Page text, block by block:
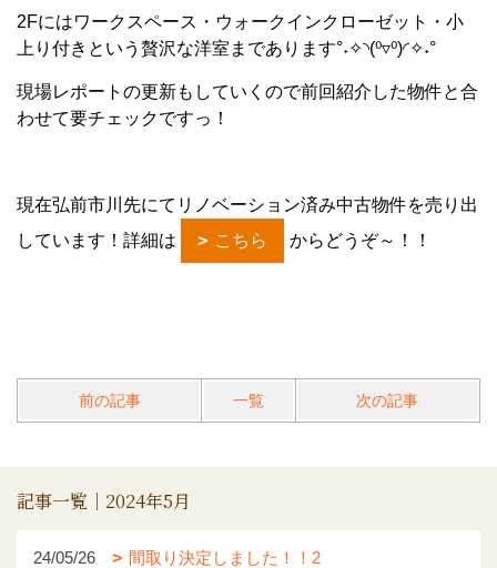
2Fにはワークスペース・ウォークインクローゼット・小
上り付きという贅沢な洋室まであります°˖✧◝(⁰▿⁰)◜✧˖°
現場レポートの更新もしていくので前回紹介した物件と合
わせて要チェックですっ！
現在弘前市川先にてリノベーション済み中古物件を売り出
しています！詳細は
こちら からどうぞ～！！
前の記事 一覧 次の記事
記事一覧｜2024年5月
24/05/26 間取り決定しました！！2